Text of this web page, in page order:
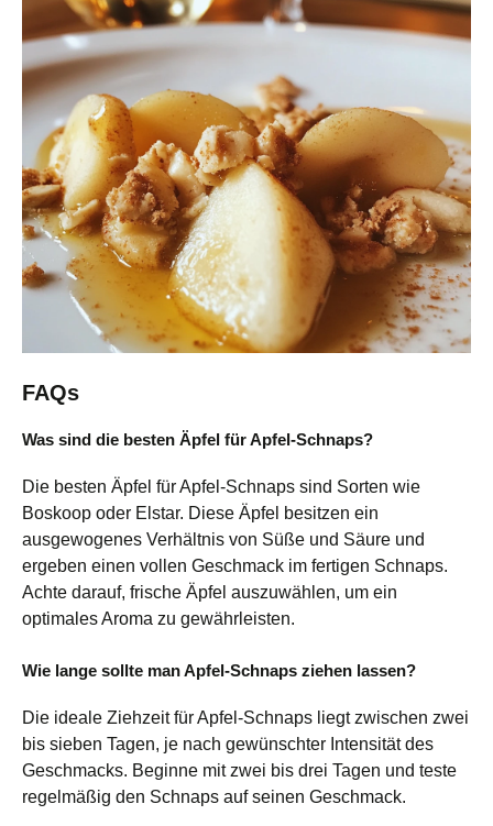
FAQs
Was sind die besten Äpfel für Apfel-Schnaps?
Die besten Äpfel für Apfel-Schnaps sind Sorten wie
Boskoop oder Elstar. Diese Äpfel besitzen ein
ausgewogenes Verhältnis von Süße und Säure und
ergeben einen vollen Geschmack im fertigen Schnaps.
Achte darauf, frische Äpfel auszuwählen, um ein
optimales Aroma zu gewährleisten.
Wie lange sollte man Apfel-Schnaps ziehen lassen?
Die ideale Ziehzeit für Apfel-Schnaps liegt zwischen zwei
bis sieben Tagen, je nach gewünschter Intensität des
Geschmacks. Beginne mit zwei bis drei Tagen und teste
regelmäßig den Schnaps auf seinen Geschmack.